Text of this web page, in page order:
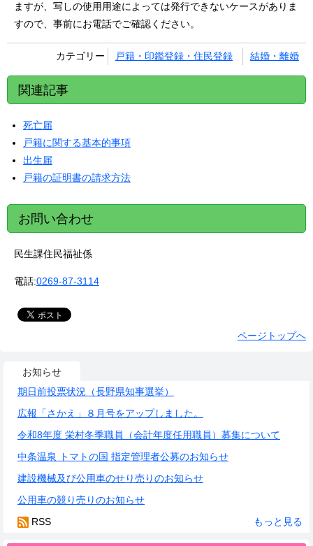
ますが、写しの使用用途によっては発行できないケースがありま
すので、事前にお電話でご確認ください。
カテゴリー 戸籍・印鑑登録・住民登録 結婚・離婚
関連記事
死亡届
戸籍に関する基本的事項
出生届
戸籍の証明書の請求方法
お問い合わせ
民生課住民福祉係
電話:0269-87-3114
ページトップへ
お知らせ
期日前投票状況（長野県知事選挙）
広報「さかえ」８月号をアップしました。
令和8年度 栄村冬季職員（会計年度任用職員）募集について
中条温泉 トマトの国 指定管理者公募のお知らせ
建設機械及び公用車のせり売りのお知らせ
公用車の競り売りのお知らせ
もっと見る
RSS